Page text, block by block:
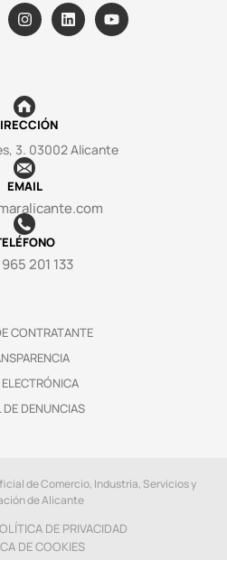
3. 03002 Alicante
EMAIL
201 133
CONTRATANTE
DE DENUNCIAS
de Comercio, Industria, Servicios y
de Alicante
DE PRIVACIDAD
DE COOKIES